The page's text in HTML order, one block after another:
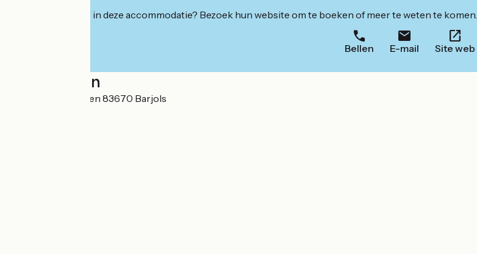
Geïnteresseerd in deze accommodatie? Bezoek hun website om te boeken of meer te weten te komen.
Bellen E-mail Site web
Localisation
12 Rue des Audiffren 83670 Barjols